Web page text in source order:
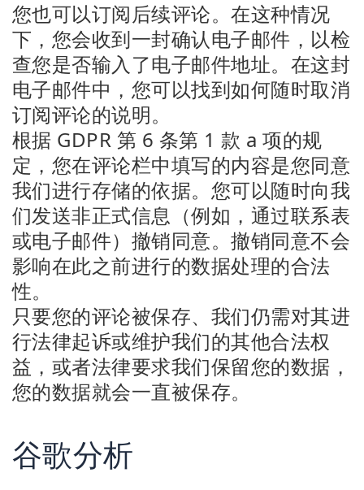
您也可以订阅后续评论。在这种情况
下，您会收到一封确认电子邮件，以检
查您是否输入了电子邮件地址。在这封
电子邮件中，您可以找到如何随时取消
订阅评论的说明。
根据 GDPR 第 6 条第 1 款 a 项的规
定，您在评论栏中填写的内容是您同意
我们进行存储的依据。您可以随时向我
们发送非正式信息（例如，通过联系表
或电子邮件）撤销同意。撤销同意不会
影响在此之前进行的数据处理的合法
性。
只要您的评论被保存、我们仍需对其进
行法律起诉或维护我们的其他合法权
益，或者法律要求我们保留您的数据，
您的数据就会一直被保存。
谷歌分析